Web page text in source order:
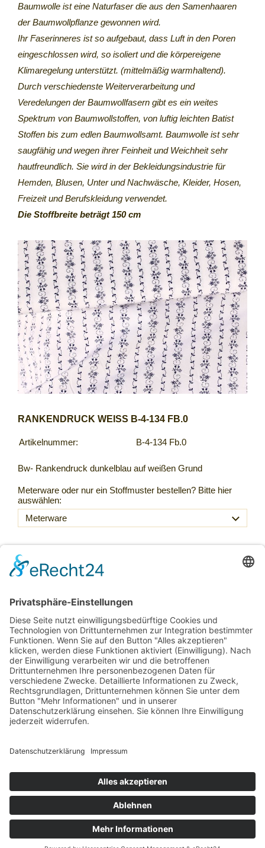
Baumwolle ist eine Naturfaser die aus den Samenhaaren
der Baumwollpflanze gewonnen wird.
Ihr Faserinneres ist so aufgebaut, dass Luft in den Poren
eingeschlossen wird, so isoliert und die körpereigene
Klimaregelung unterstützt. (mittelmäßig warmhaltend).
Durch verschiedenste Weiterverarbeitung und
Veredelungen der Baumwollfasern gibt es ein weites
Spektrum von Baumwollstoffen, von luftig leichten Batist
Stoffen bis zum edlen Baumwollsamt. Baumwolle ist sehr
saugfähig und wegen ihrer Feinheit und Weichheit sehr
hautfreundlich. Sie wird in der Bekleidungsindustrie für
Hemden, Blusen, Unter und Nachwäsche, Kleider, Hosen,
Freizeit und Berufskleidung verwendet.
Die Stoffbreite beträgt 150 cm
RANKENDRUCK WEISS B-4-134 FB.0
Artikelnummer: B-4-134 Fb.0
Bw- Rankendruck dunkelblau auf weißen Grund
Meterware oder nur ein Stoffmuster bestellen? Bitte hier
auswählen:
25,90 €
Inkl. 20 % USt. zzgl. Versand
Sofort ab Lager
Laufmeter *(25,90 € / lfm):
In den Warenkorb
Für später merken
SO FINDEN SIE UNS
VERSANDZAHLUNGAGBSENDUNGSVERFOLGUNG
WIDERRUFSRECHTDISCLAIMERDATENSCHUTZ
BARRIEREFREI